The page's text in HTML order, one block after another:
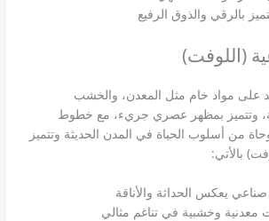
بالرقي والذوق الرفيع
(اللوفت)
على مواد خام مثل المعدن، والخشب
وتتميز بمظهر عصري جريء، مع خطوط
من أسلوب الحياة في المدن الحديثة وتتميز
بالأتي:
يعكس الحداثة والأناقة
معدنية وخشبية في تناغم مثالي